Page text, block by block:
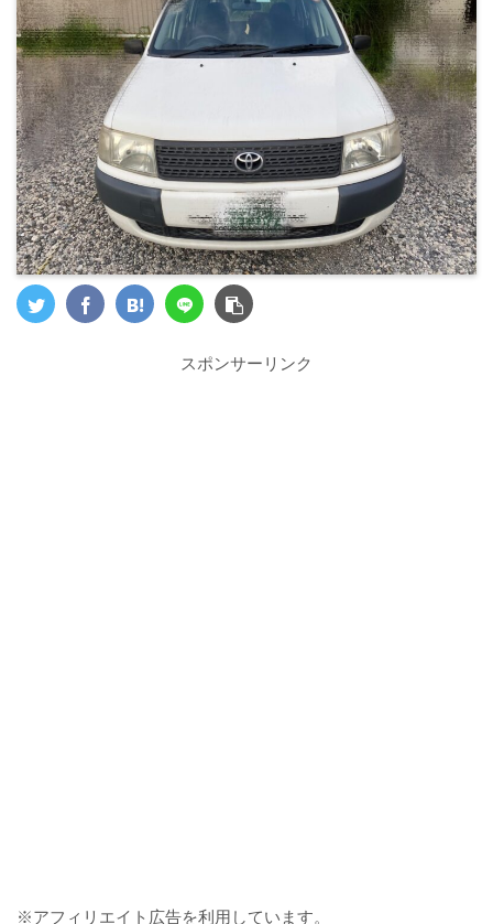
スポンサーリンク
※アフィリエイト広告を利用しています。